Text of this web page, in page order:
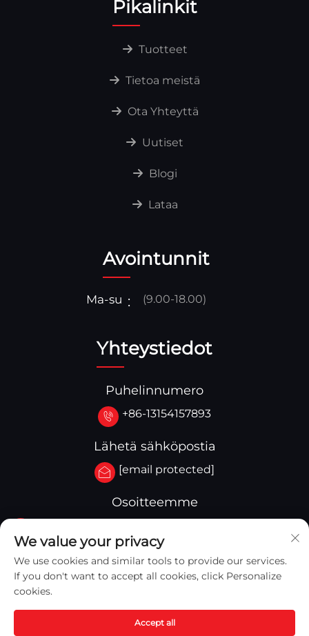
Pikalinkit
Tuotteet
Tietoa meistä
Ota Yhteyttä
Uutiset
Blogi
Lataa
Avointunnit
Ma-su (9.00-18.00)
Yhteystiedot
Puhelinnumero
+86-13154157893
Lähetä sähköpostia
[email protected]
Osoitteemme
Qinghua Street,Yingkou Zone Yingkou,Kiina
We value your privacy
We use cookies and similar tools to provide our services.
If you don't want to accept all cookies, click Personalize
cookies.
Accept all